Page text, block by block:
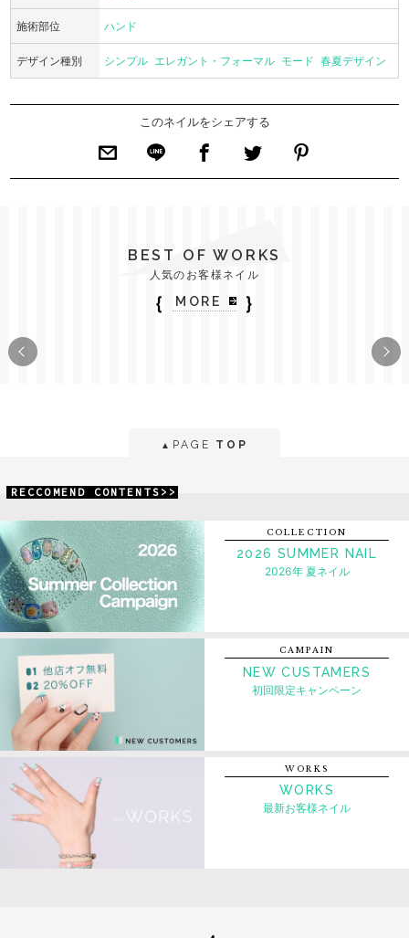
施術部位 ハンド
デザイン種別 シンプル エレガント・フォーマル モード 春夏デザイン
このネイルをシェアする
BEST OF WORKS
人気のお客様ネイル
｛ MORE ｝
▲ PAGE TOP
RECCOMEND CONTENTS>>
COLLECTION
2026 SUMMER NAIL
2026年 夏ネイル
CAMPAIN
NEW CUSTAMERS
初回限定キャンペーン
WORKS
WORKS
最新お客様ネイル